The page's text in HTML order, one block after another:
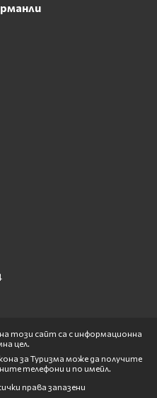
този сайт са с информационна
цел.
за Туризма може да получите
телефони и по имейл.
права запазени